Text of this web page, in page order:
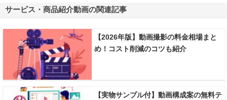
サービス・商品紹介動画の関連記事
【2026年版】動画撮影の料金相場まと
め！コスト削減のコツも紹介
【実物サンプル付】動画構成案の無料テ